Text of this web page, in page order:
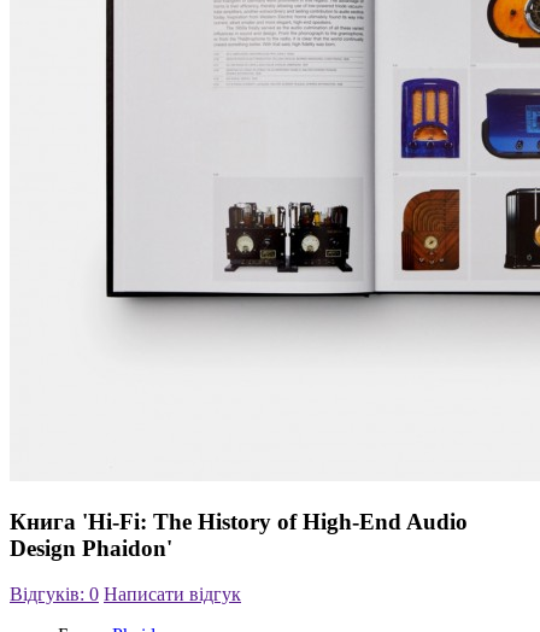
Книга 'Hi-Fi: The History of High-End Audio
Design Phaidon'
Відгуків: 0 Написати відгук